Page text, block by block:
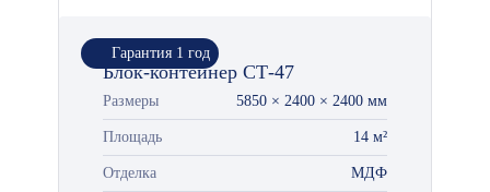
Гарантия 1 год
Блок-контейнер СТ-47
Размеры 5850 × 2400 × 2400 мм
Площадь 14 м²
Отделка МДФ